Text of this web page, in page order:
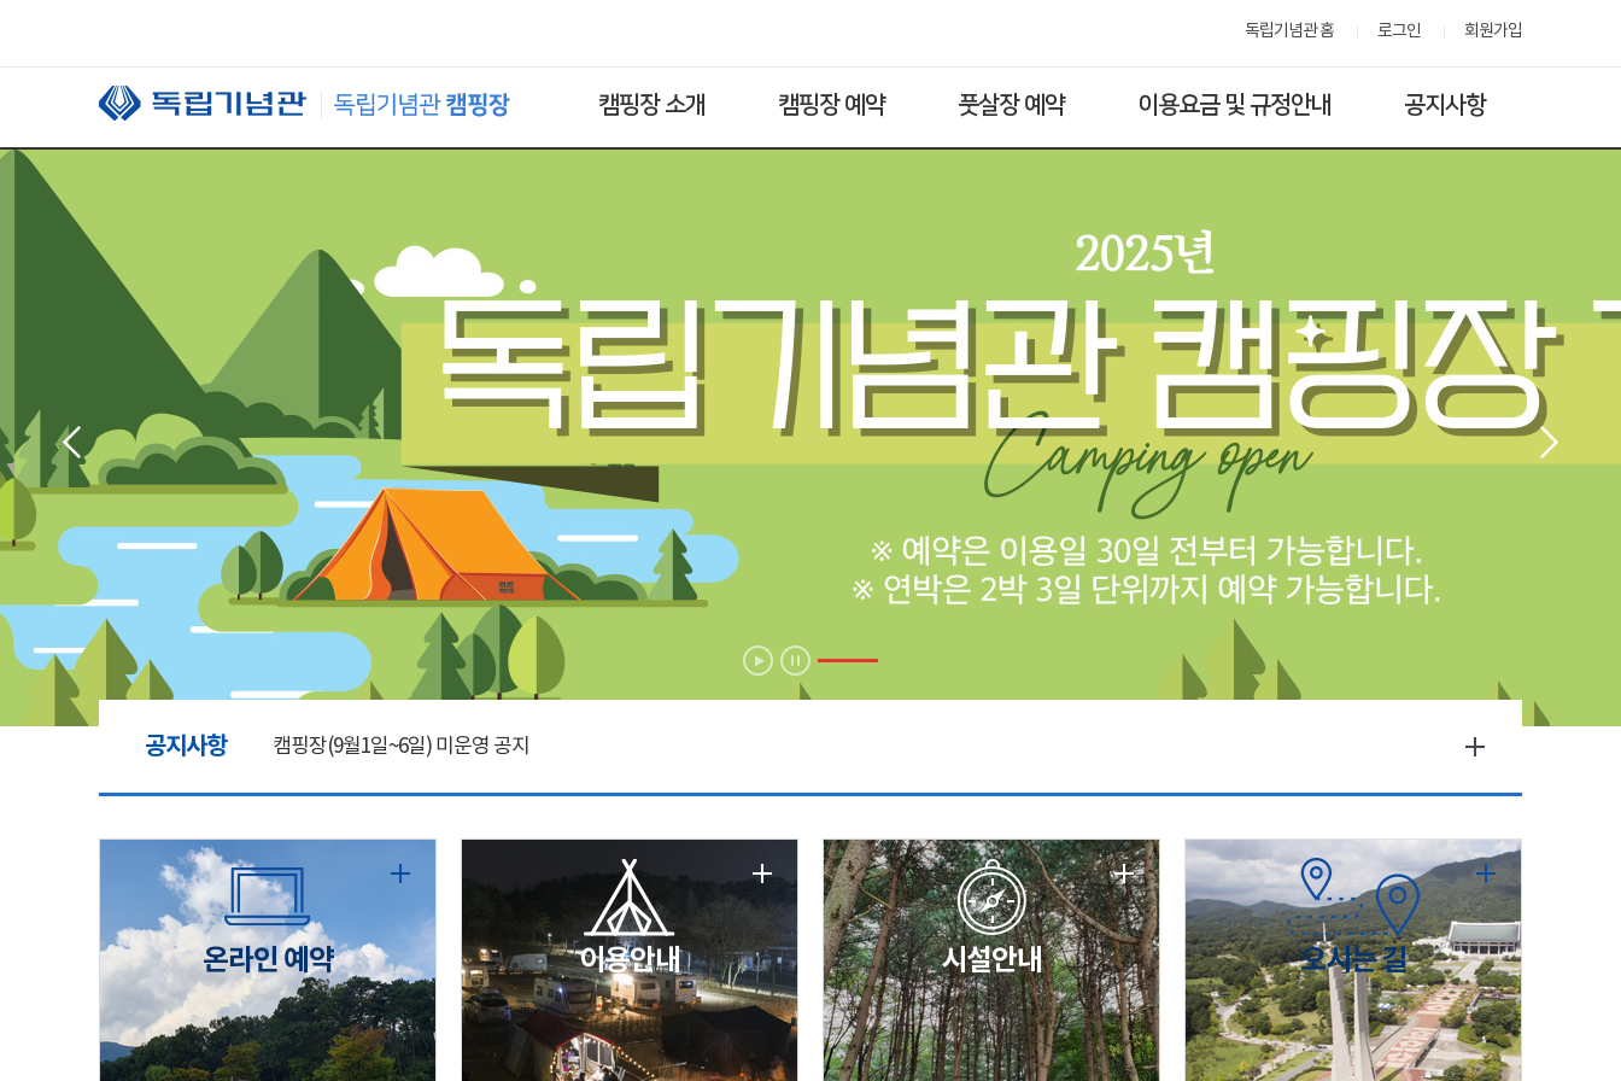
독립기념관 홈 로그인 회원가입
캠핑장 소개 캠핑장 예약 풋살장 예약 이용요금 및 규정안내 공지사항
공지사항 캠핑장(9월1일~6일) 미운영 공지
[6/1]전산시스템 점검 및 안정화에 따른 서비스 이용 제한 안내
2026년 5월 캠핑장 안점 점검의 날 변경 안내
캠핑장(9월1일~6일) 미운영 공지
온라인 예약 이용안내 시설안내 오시는 길